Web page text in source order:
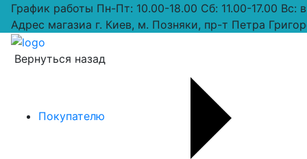
График работы Пн-Пт: 10.00-18.00 Сб: 11.00-17.00 Вс:
Адрес магазиа г. Киев, м. Позняки, пр-т Петра
Вернуться назад
Покупателю